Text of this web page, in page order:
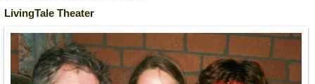
LivingTale Theater